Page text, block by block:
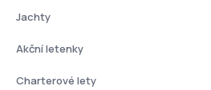
Jachty
Akční letenky
Charterové lety